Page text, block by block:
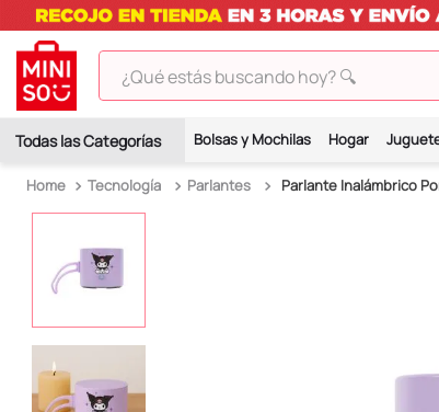
¿Qué estás buscando hoy? 🔍
Bolsas y Mochilas Hogar
Tecnología Parlantes Parlante Inalámbrico
2.
hello kitty